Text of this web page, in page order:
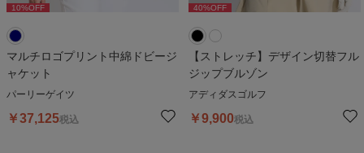
10%OFF
マルチロゴプリント中綿ドビージ
ャケット
パーリーゲイツ
￥37,125税込
40%OFF 40%OFF
【ストレッチ】デザイン切替フル
ジップブルゾン
アディダスゴルフ
￥9,900税込